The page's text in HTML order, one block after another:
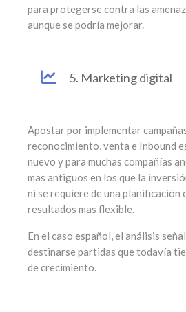
para protegerse contra las
aunque se podría mejorar.
5. Marketing digital
Apostar por implementar
reconocimiento, venta e Inbound
nuevo y para muchas compañías
mas antiguos en los que la
ni se requiere de una planificación
resultados mas flexible.
En el caso español, el análisis
destinarse partidas que todavía
de crecimiento.